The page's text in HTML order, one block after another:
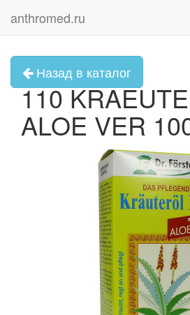
anthromed.ru
Назад в каталог
110
ALOE VER